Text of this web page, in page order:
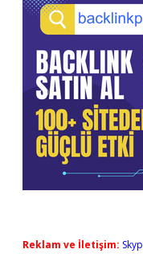
Reklam ve İletişim: